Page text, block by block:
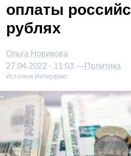
оплаты
рублях
Ольга Новикова
27.04.2022 - 11:03 —Политика
Источник: Интерфакс